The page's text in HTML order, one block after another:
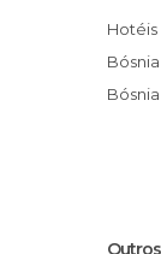
Hotel
Isa
Hotel